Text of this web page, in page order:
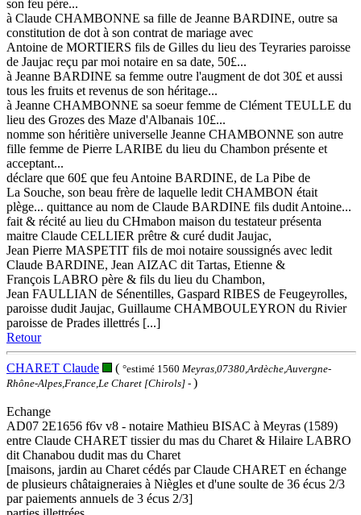
son feu père...
à Claude CHAMBONNE sa fille de Jeanne BARDINE, outre sa
constitution de dot à son contrat de mariage avec
Antoine de MORTIERS fils de Gilles du lieu des Teyraries paroisse
de Jaujac reçu par moi notaire en sa date, 50£...
à Jeanne BARDINE sa femme outre l'augment de dot 30£ et aussi
tous les fruits et revenus de son héritage...
à Jeanne CHAMBONNE sa soeur femme de Clément TEULLE du
lieu des Grozes des Maze d'Albanais 10£...
nomme son héritière universelle Jeanne CHAMBONNE son autre
fille femme de Pierre LARIBE du lieu du Chambon présente et
acceptant...
déclare que 60£ que feu Antoine BARDINE, de La Pibe de
La Souche, son beau frère de laquelle ledit CHAMBON était
plège... quittance au nom de Claude BARDINE fils dudit Antoine...
fait & récité au lieu du CHmabon maison du testateur présenta
maitre Claude CELLIER prêtre & curé dudit Jaujac,
Jean Pierre MASPETIT fils de moi notaire soussignés avec ledit
Claude BARDINE, Jean AIZAC dit Tartas, Etienne &
François LABRO père & fils du lieu du Chambon,
Jean FAULLIAN de Sénentilles, Gaspard RIBES de Feugeyrolles,
paroisse dudit Jaujac, Guillaume CHAMBOULEYRON du Rivier
paroisse de Prades illettrés [...]
Retour
CHARET Claude ( °estimé 1560 Meyras,07380,Ardèche,Auvergne-
Rhône-Alpes,France,Le Charet [Chirols] - )
Echange
AD07 2E1656 f6v v8 - notaire Mathieu BISAC à Meyras (1589)
entre Claude CHARET tissier du mas du Charet & Hilaire LABRO
dit Chanabou dudit mas du Charet
[maisons, jardin au Charet cédés par Claude CHARET en échange
de plusieurs châtaigneraies à Niègles et d'une soulte de 36 écus 2/3
par paiements annuels de 3 écus 2/3]